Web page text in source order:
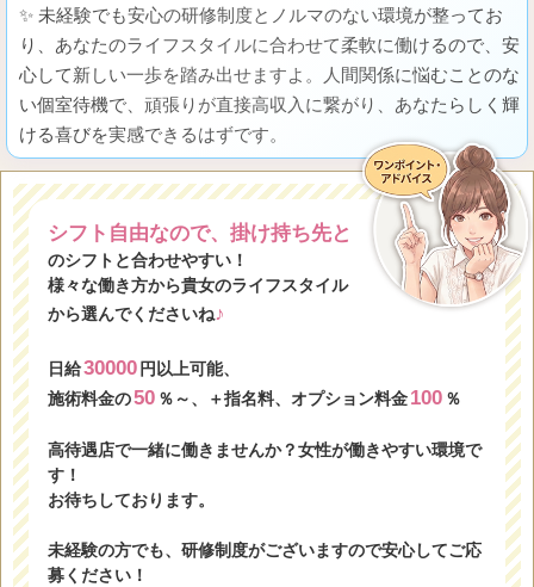
✨ 未経験でも安心の研修制度とノルマのない環境が整ってお
り、あなたのライフスタイルに合わせて柔軟に働けるので、安
心して新しい一歩を踏み出せますよ。人間関係に悩むことのな
い個室待機で、頑張りが直接高収入に繋がり、あなたらしく輝
ける喜びを実感できるはずです。
シフト自由なので、掛け持ち先と
のシフトと合わせやすい！
様々な働き方から貴女のライフスタイル
から選んでくださいね♪
日給30000 円以上可能、
施術料金の50 ％～、＋指名料、オプション料金 100 ％
高待遇店で一緒に働きませんか？女性が働きやすい環境で
す！
お待ちしております。
未経験の方でも、研修制度がございますので安心してご応
募ください！